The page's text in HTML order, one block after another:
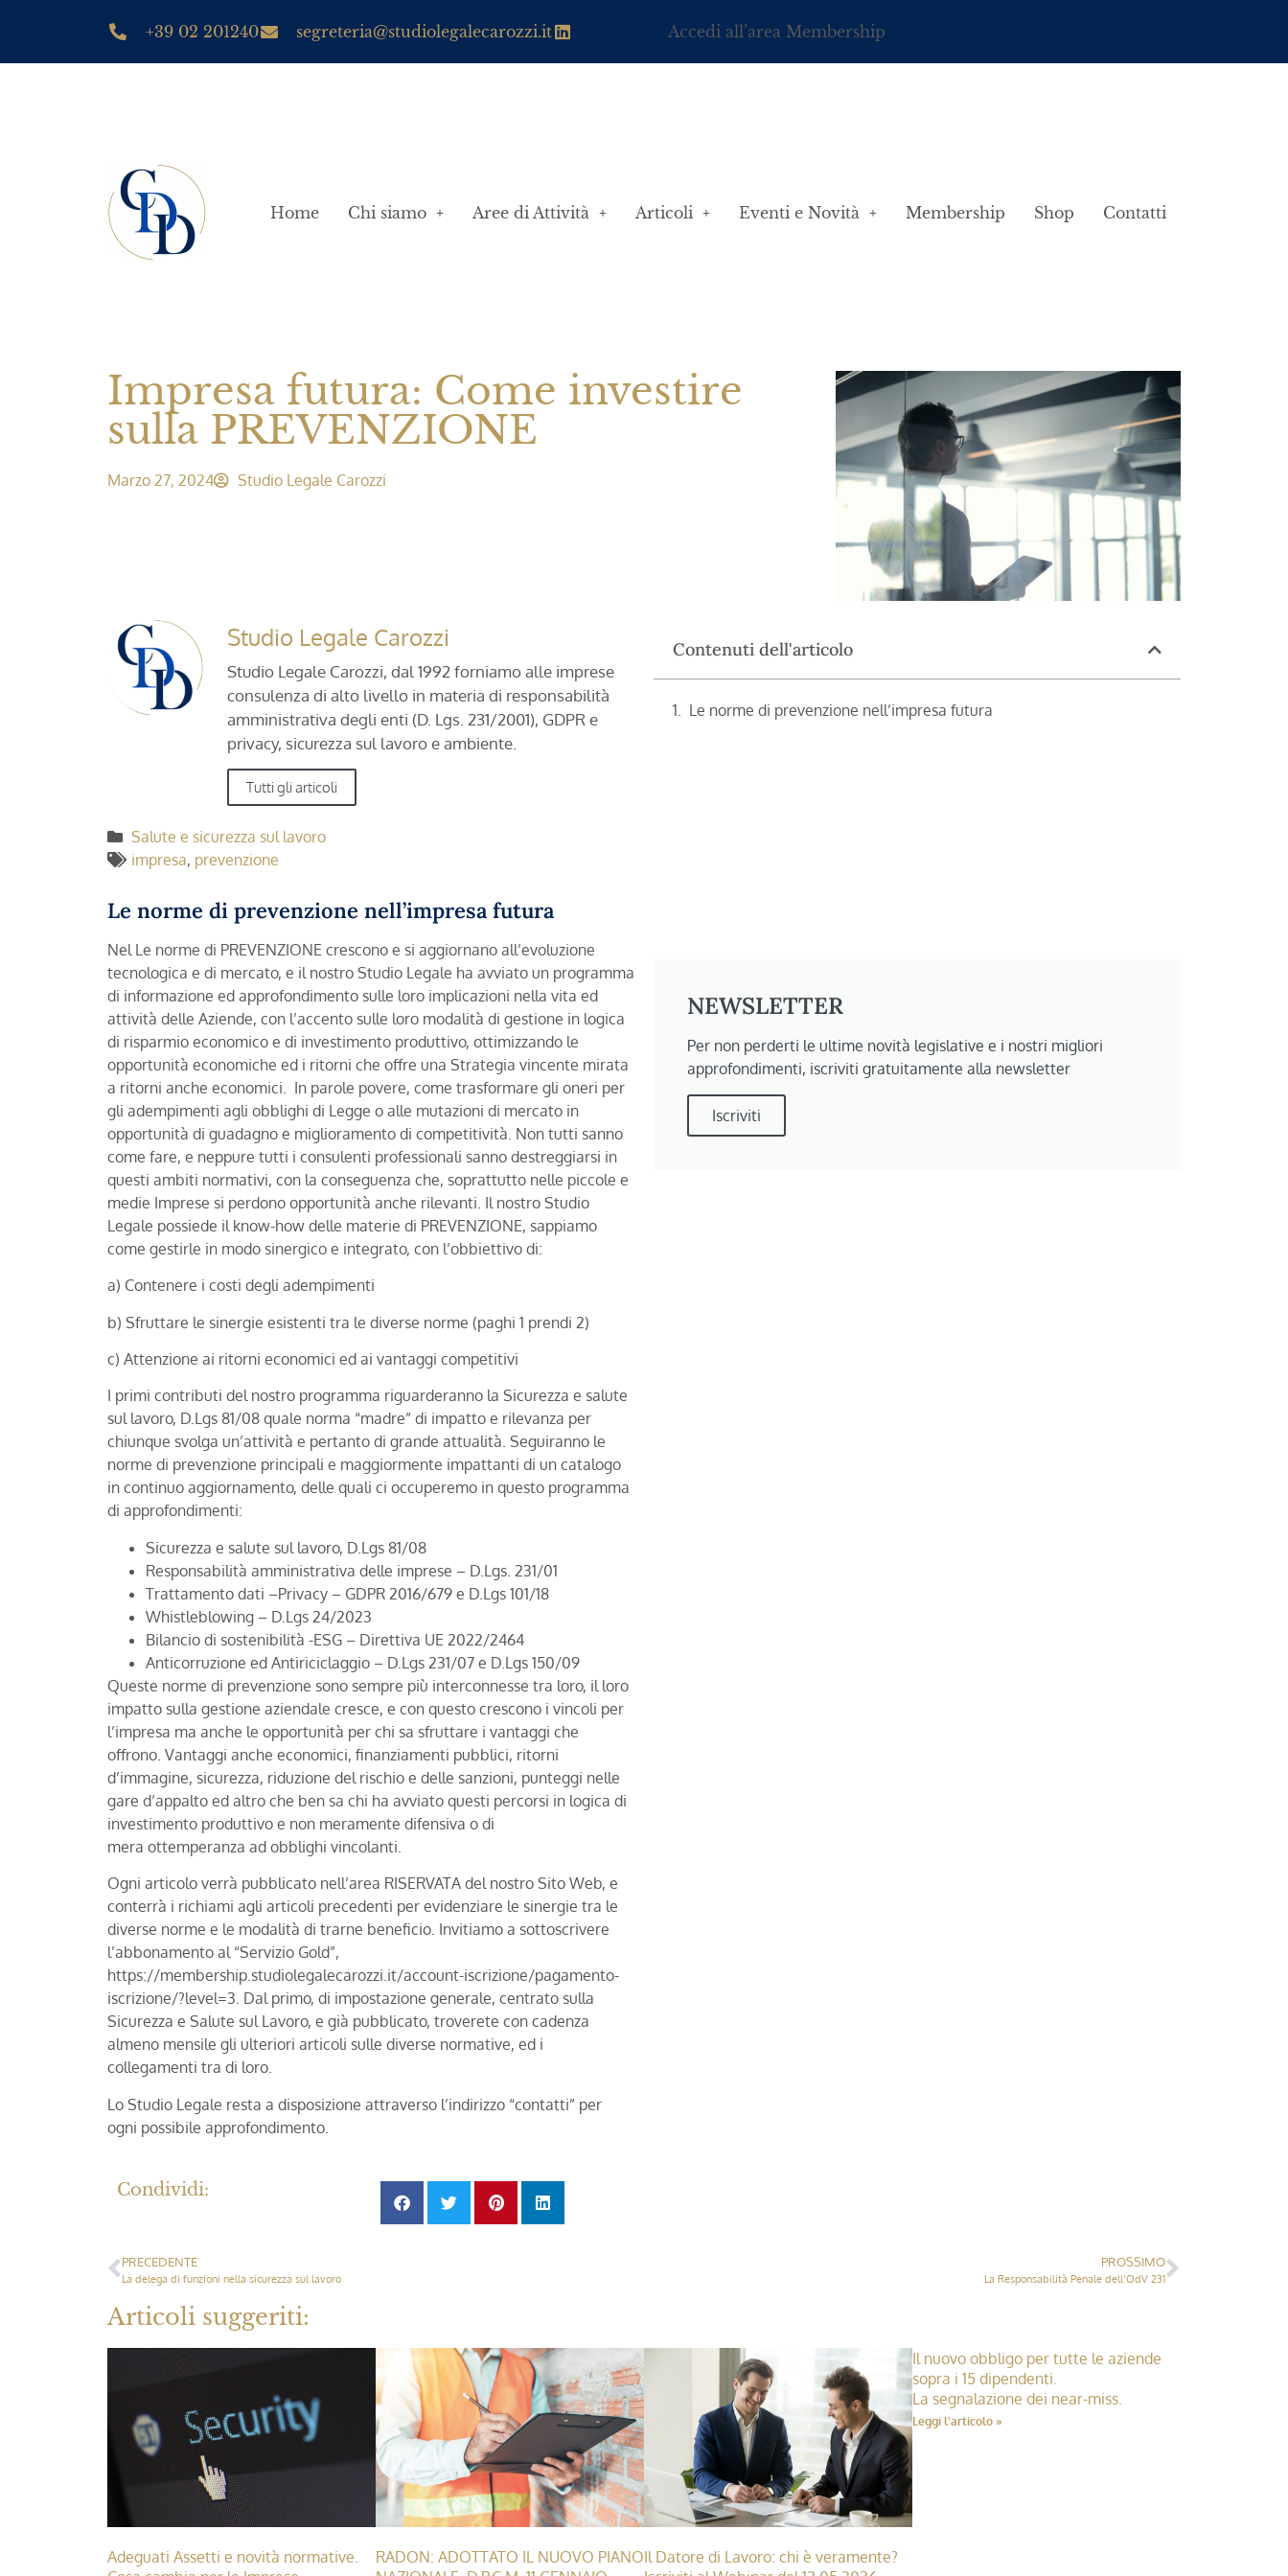
+39 02 201240 segreteria@studiolegalecarozzi.it Accedi all’area Membership
Home Chi siamo Aree di Attività Articoli Eventi e Novità Membership Shop Contatti
Impresa futura: Come investire
sulla PREVENZIONE
Marzo 27, 2024 Studio Legale Carozzi
Studio Legale Carozzi
Studio Legale Carozzi, dal 1992 forniamo alle imprese
consulenza di alto livello in materia di responsabilità
amministrativa degli enti (D. Lgs. 231/2001), GDPR e
privacy, sicurezza sul lavoro e ambiente.
Tutti gli articoli
Salute e sicurezza sul lavoro
impresa, prevenzione
Le norme di prevenzione nell’impresa futura
Nel Le norme di PREVENZIONE crescono e si aggiornano all’evoluzione
tecnologica e di mercato, e il nostro Studio Legale ha avviato un programma
di informazione ed approfondimento sulle loro implicazioni nella vita ed
attività delle Aziende, con l’accento sulle loro modalità di gestione in logica
di risparmio economico e di investimento produttivo, ottimizzando le
opportunità economiche ed i ritorni che offre una Strategia vincente mirata
a ritorni anche economici. In parole povere, come trasformare gli oneri per
gli adempimenti agli obblighi di Legge o alle mutazioni di mercato in
opportunità di guadagno e miglioramento di competitività. Non tutti sanno
come fare, e neppure tutti i consulenti professionali sanno destreggiarsi in
questi ambiti normativi, con la conseguenza che, soprattutto nelle piccole e
medie Imprese si perdono opportunità anche rilevanti. Il nostro Studio
Legale possiede il know-how delle materie di PREVENZIONE, sappiamo
come gestirle in modo sinergico e integrato, con l’obbiettivo di:
a) Contenere i costi degli adempimenti
b) Sfruttare le sinergie esistenti tra le diverse norme (paghi 1 prendi 2)
c) Attenzione ai ritorni economici ed ai vantaggi competitivi
I primi contributi del nostro programma riguarderanno la Sicurezza e salute
sul lavoro, D.Lgs 81/08 quale norma “madre” di impatto e rilevanza per
chiunque svolga un’attività e pertanto di grande attualità. Seguiranno le
norme di prevenzione principali e maggiormente impattanti di un catalogo
in continuo aggiornamento, delle quali ci occuperemo in questo programma
di approfondimenti:
Sicurezza e salute sul lavoro, D.Lgs 81/08
Responsabilità amministrativa delle imprese – D.Lgs. 231/01
Trattamento dati –Privacy – GDPR 2016/679 e D.Lgs 101/18
Whistleblowing – D.Lgs 24/2023
Bilancio di sostenibilità -ESG – Direttiva UE 2022/2464
Anticorruzione ed Antiriciclaggio – D.Lgs 231/07 e D.Lgs 150/09
Queste norme di prevenzione sono sempre più interconnesse tra loro, il loro
impatto sulla gestione aziendale cresce, e con questo crescono i vincoli per
l’impresa ma anche le opportunità per chi sa sfruttare i vantaggi che
offrono. Vantaggi anche economici, finanziamenti pubblici, ritorni
d’immagine, sicurezza, riduzione del rischio e delle sanzioni, punteggi nelle
gare d’appalto ed altro che ben sa chi ha avviato questi percorsi in logica di
investimento produttivo e non meramente difensiva o di
mera ottemperanza ad obblighi vincolanti.
Ogni articolo verrà pubblicato nell’area RISERVATA del nostro Sito Web, e
conterrà i richiami agli articoli precedenti per evidenziare le sinergie tra le
diverse norme e le modalità di trarne beneficio. Invitiamo a sottoscrivere
l’abbonamento al “Servizio Gold”,
https://membership.studiolegalecarozzi.it/account-iscrizione/pagamento-
iscrizione/?level=3. Dal primo, di impostazione generale, centrato sulla
Sicurezza e Salute sul Lavoro, e già pubblicato, troverete con cadenza
almeno mensile gli ulteriori articoli sulle diverse normative, ed i
collegamenti tra di loro.
Lo Studio Legale resta a disposizione attraverso l’indirizzo “contatti” per
ogni possibile approfondimento.
Condividi:
Contenuti dell'articolo
Le norme di prevenzione nell’impresa futura
NEWSLETTER
Per non perderti le ultime novità legislative e i nostri migliori
approfondimenti, iscriviti gratuitamente alla newsletter
Iscriviti
PRECEDENTE
La delega di funzioni nella sicurezza sul lavoro
PROSSIMO
La Responsabilità Penale dell’OdV 231
Articoli suggeriti:
Adeguati Assetti e novità normative.
RADON: ADOTTATO IL NUOVO PIANOIl Datore di Lavoro: chi è veramente?
Il nuovo obbligo per tutte le aziende
sopra i 15 dipendenti.
La segnalazione dei near-miss.
Leggi l'articolo »